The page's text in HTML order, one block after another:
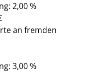
2,00 %
an fremden
3,00 %